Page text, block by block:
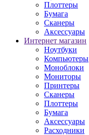
Плоттеры
Бумага
Сканеры
Аксессуары
Интернет магазин
Ноутбуки
Компьютеры
Моноблоки
Мониторы
Принтеры
Сканеры
Плоттеры
Бумага
Аксессуары
Расходники